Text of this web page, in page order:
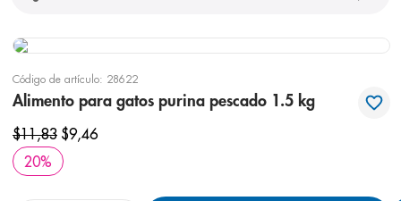
Código de artículo: 28622
Alimento para gatos purina pescado 1.5 kg
$11,83 $9,46
20%
términos más buscados
3. eucerin